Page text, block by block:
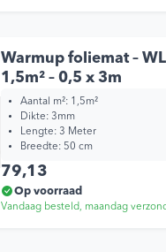
Warmup foliemat –
1,5m² – 0,5 x 3m
Aantal m²: 1,5m²
Dikte: 3mm
Lengte: 3 Meter
Breedte: 50 cm
79,13
Op voorraad
Vandaag besteld, maandag